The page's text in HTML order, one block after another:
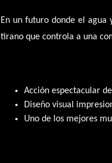
En un futuro donde el agua
tirano que controla a una
Acción espectacular
Diseño visual
Uno de los mejores